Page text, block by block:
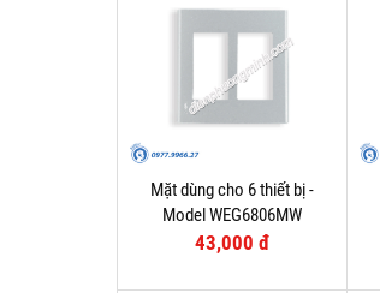
Mặt dùng cho 6 thiết bị -
Model WEG6806MW
43,000 đ